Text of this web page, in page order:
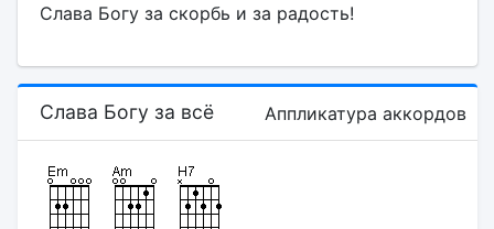
Слава Богу за скорбь и за радость!
Слава Богу за всё Аппликатура аккордов